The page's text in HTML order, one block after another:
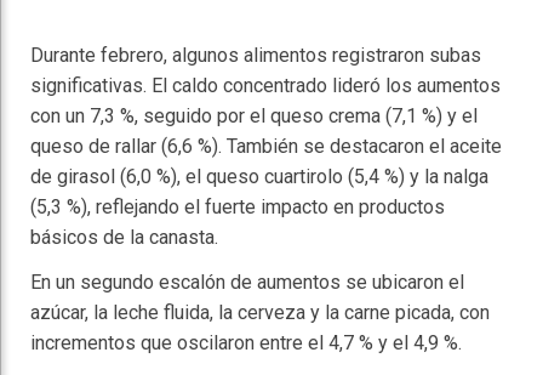
Durante febrero, algunos alimentos registraron subas
significativas. El caldo concentrado lideró los aumentos
con un 7,3 %, seguido por el queso crema (7,1 %) y el
queso de rallar (6,6 %). También se destacaron el aceite
de girasol (6,0 %), el queso cuartirolo (5,4 %) y la nalga
(5,3 %), reflejando el fuerte impacto en productos
básicos de la canasta.
En un segundo escalón de aumentos se ubicaron el
azúcar, la leche fluida, la cerveza y la carne picada, con
incrementos que oscilaron entre el 4,7 % y el 4,9 %.